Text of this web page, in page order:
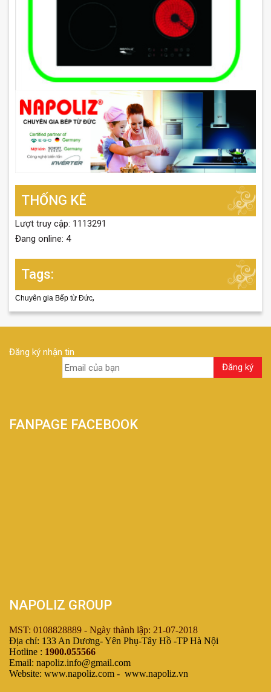
THỐNG KÊ
Lượt truy cập: 1113291
Đang online: 4
Tags:
Chuyên gia Bếp từ Đức,
Đăng ký nhận tin
FANPAGE FACEBOOK
NAPOLIZ GROUP
MST: 0108828889 - Ngày thành lập: 21-07-2018
Địa chỉ: 133 An Dương- Yên Phụ-Tây Hồ -TP Hà Nội
Hotline : 1900.055566
Email: napoliz.info@gmail.com
Website: www.napoliz.com - www.napoliz.vn